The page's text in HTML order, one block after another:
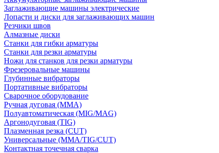
Заглаживающие машины электрические
Лопасти и диски для заглаживающих машин
Резчики швов
Алмазные диски
Станки для гибки арматуры
Станки для резки арматуры
Ножи для станков для резки арматуры
Фрезеровальные машины
Глубинные вибраторы
Портативные вибраторы
Сварочное оборудование
Ручная дуговая (MMA)
Полуавтоматическая (MIG/MAG)
Аргонодуговая (TIG)
Плазменная резка (CUT)
Универсальные (MMA/TIG/CUT)
Контактная точечная сварка